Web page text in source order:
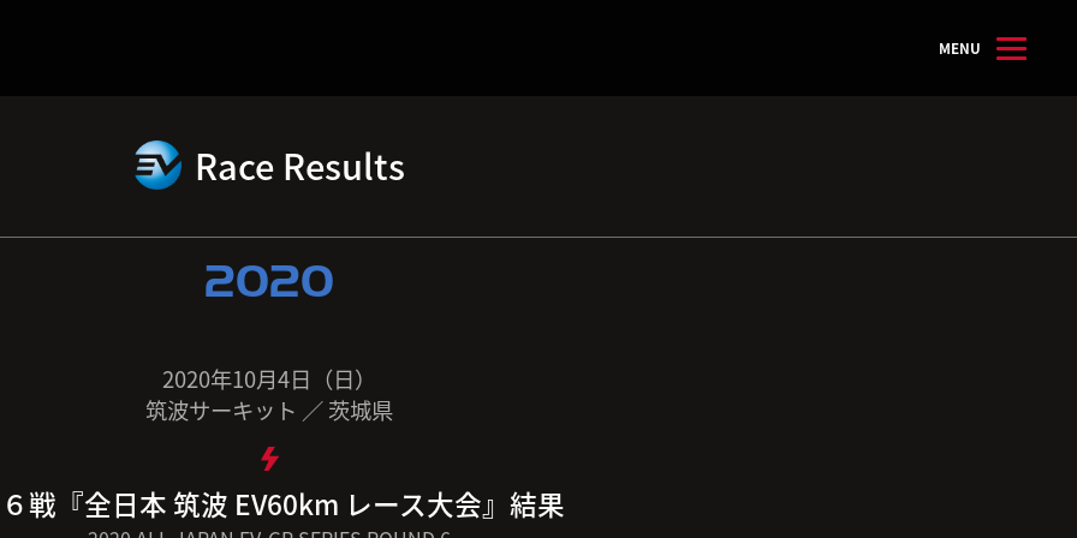
MENU
Race Results
2020
2020年10月4日（日）
筑波サーキット ／ 茨城県
戦『全日本 筑波 EV60km レース大会』結果